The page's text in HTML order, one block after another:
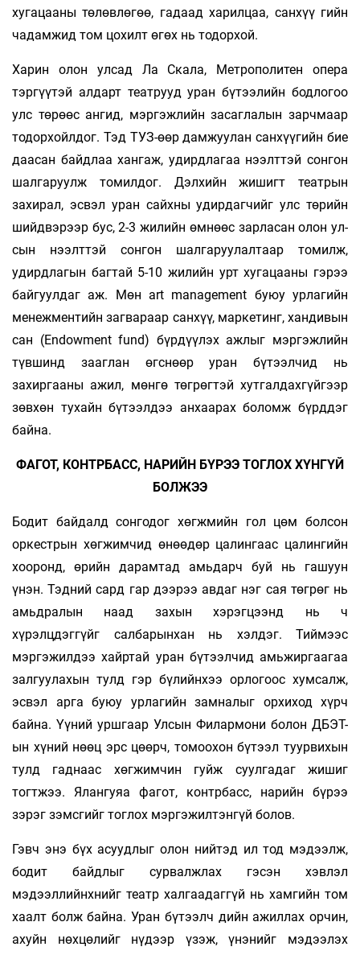
хугацааны төлөвлөгөө, гадаад харилцаа, санхүү­ гийн
чадамжид том цохилт өгөх нь тодорхой.
Харин олон улсад Ла Скала, Метрополитен опера
тэргүүтэй алдарт театрууд уран бүтээлийн бодлогоо
улс төрөөс ангид, мэргэжлийн засаглалын зарчмаар
тодорхойлдог. Тэд ТУЗ-өөр дамжуулан санхүүгийн бие
даасан байдлаа хангаж, удирдлагаа нээлттэй сонгон
шалгаруулж томилдог. Дэлхийн жишигт театрын
захирал, эсвэл уран сайхны удирдагчийг улс төрийн
шийдвэрээр бус, 2-3 жилийн өмнөөс зарласан олон ул­
сын нээлттэй сонгон шалгаруулалтаар томилж,
удирдлагын багтай 5-10 жилийн урт хугацааны гэрээ
байгуулдаг аж. Мөн art management буюу урлагийн
менежментийн загвараар санхүү, маркетинг, хандивын
сан (Endowment fund) бүрдүүлэх ажлыг мэргэжлийн
түвшинд зааглан өгснөөр уран бүтээлчид нь
захиргааны ажил, мөнгө төгрөгтэй хутгалдахгүйгээр
зөвхөн тухайн бүтээлдээ анхаарах боломж бүрддэг
байна.
ФАГОТ, КОНТРБАСС, НАРИЙН БҮРЭЭ ТОГЛОХ ХҮНГҮЙ
БОЛЖЭЭ
Бодит байдалд сонгодог хөгжмийн гол цөм болсон
оркестрын хөгжимчид өнөөдөр цалингаас цалингийн
хооронд, өрийн дарамтад амьдарч буй нь гашуун
үнэн. Тэдний сард гар дээрээ авдаг нэг сая төгрөг нь
амьдралын наад захын хэрэгцээнд нь ч
хүрэлцдэггүйг салбарынхан нь хэлдэг. Тиймээс
мэргэжилдээ хайртай уран бүтээлчид амьжиргаагаа
залгуулахын тулд гэр бүлийнхээ орлогоос хумсалж,
эсвэл арга буюу урлагийн замналыг орхиход хүрч
байна. Үүний уршгаар Улсын Филармони болон ДБЭТ-
ын хүний нөөц эрс цөөрч, томоохон бүтээл туурвихын
тулд гаднаас хөгжимчин гуйж суулгадаг жишиг
тогтжээ. Ялангуяа фагот, контрбасс, нарийн бүрээ
зэрэг зэмсгийг тоглох мэргэжилтэнгүй болов.
Гэвч энэ бүх асуудлыг олон нийтэд ил тод мэдээлж,
бодит байдлыг сурвалжлах гэсэн хэвлэл
мэдээллийнхнийг театр халгаадаггүй нь хамгийн том
хаалт болж байна. Уран бүтээлч­ дийн ажиллах орчин,
ахуйн нөхцөлийг нүдээр үзэж, үнэнийг мэдээлэх